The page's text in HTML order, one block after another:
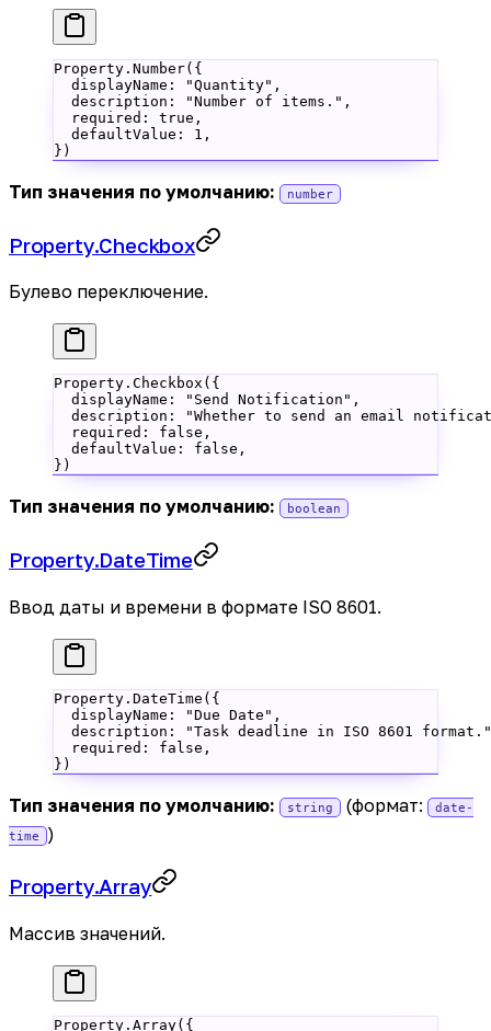
Property. Number({
  displayName:
"Quantity" ,
  description:
"Number of items." ,
  required:
true ,
  defaultValue:
1 ,
})
Тип значения по умолчанию: number
Property.Checkbox
Булево переключение.
Property. Checkbox ({
  displayName:
"Send Notification" ,
  description:
"Whether to send an email
  required:
false ,
  defaultValue:
false ,
})
Тип значения по умолчанию: boolean
Property.DateTime
Ввод даты и времени в формате ISO 8601.
Property. DateTime ({
  displayName:
"Due Date" ,
  description:
"Task deadline in ISO 8601 format."
  required:
false ,
})
Тип значения по умолчанию: string (формат:
date-
time
)
Property.Array
Массив значений.
Property. Array({